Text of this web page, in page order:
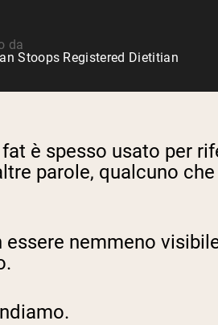
da
Stoops Registered Dietitian
è spesso usato per
parole, qualcuno
nemmeno